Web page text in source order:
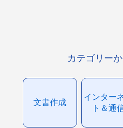
カテゴリー
文書作成
インター
ト＆通